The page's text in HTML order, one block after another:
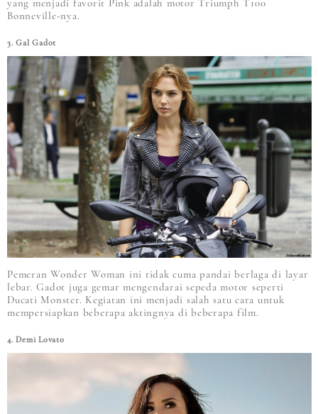
Bonneville-nya.
3. Gal Gadot
Pemeran Wonder Woman ini tidak cuma pandai berlaga di layar
lebar. Gadot juga gemar mengendarai sepeda motor seperti
Ducati Monster. Kegiatan ini menjadi salah satu cara untuk
mempersiapkan beberapa aktingnya di beberapa film.
4. Demi Lovato